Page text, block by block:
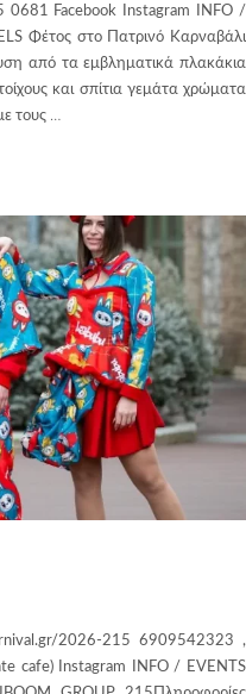
0681 Facebook Instagram INFO /
Φέτος στο Πατρινό Καρναβάλι
από τα εμβληματικά πλακάκια
και σπίτια γεμάτα χρώματα
τους …
2026-215 6909542323 ,
cafe) Instagram INFO / EVENTS